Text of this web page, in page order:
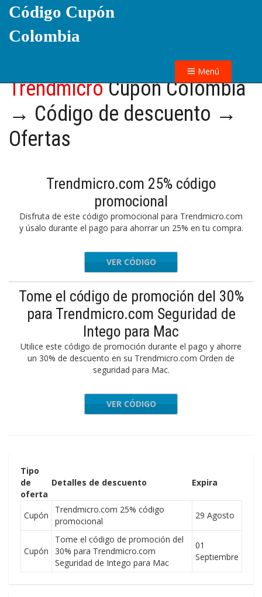
Código Cupón
Colombia
Menú
TrendmicroCupón Colombia
→ Código de descuento →
Ofertas
Trendmicro.com 25% código
promocional
Disfruta de este código promocional para Trendmicro.com
y úsalo durante el pago para ahorrar un 25% en tu compra.
taker25
VER CÓDIGO
Tome el código de promoción del 30%
para Trendmicro.com Seguridad de
Intego para Mac
Utilice este código de promoción durante el pago y ahorre
un 30% de descuento en su Trendmicro.com Orden de
seguridad para Mac.
oDeal30
VER CÓDIGO
Tipo
de
oferta
Detalles de descuento Expira
Cupón
Trendmicro.com 25% código
promocional
29 Agosto
Cupón
Tome el código de promoción del
30% para Trendmicro.com
Seguridad de Intego para Mac
01
Septiembre